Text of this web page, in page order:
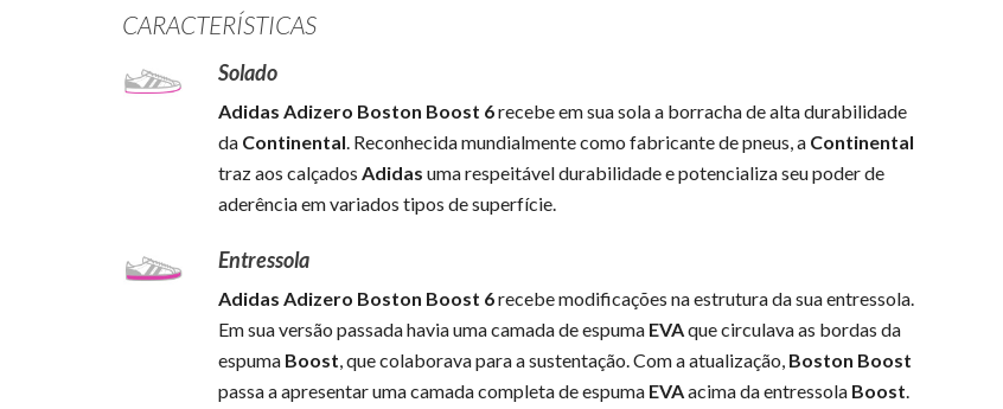
CARACTERÍSTICAS
Solado
Adidas Adizero Boston Boost 6recebe em sua sola a borracha de alta durabilidade
da Continental. Reconhecida mundialmente como fabricante de pneus, a Continental
traz aos calçados Adidas uma respeitável durabilidade e potencializa seu poder de
aderência em variados tipos de superfície.
Entressola
Adidas Adizero Boston Boost 6recebe modificações na estrutura da sua entressola.
Em sua versão passada havia uma camada de espumaEVAque circulava as bordas da
espuma Boost, que colaborava para a sustentação. Com a atualização, Boston Boost
passa a apresentar uma camada completa de espuma EVAacima da entressola Boost.